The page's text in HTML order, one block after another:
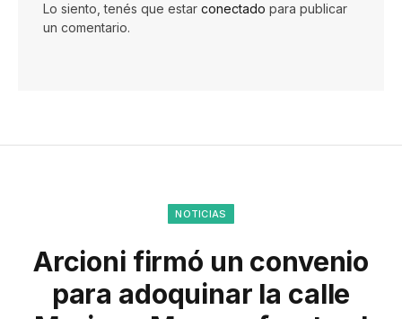
Lo siento, tenés que estar conectado para publicar
un comentario.
NOTICIAS
Arcioni firmó un convenio
para adoquinar la calle